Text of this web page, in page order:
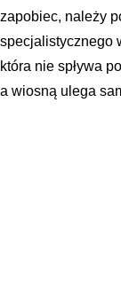
zapobiec, należy
specjalistycznego
która nie spływa
a wiosną ulega